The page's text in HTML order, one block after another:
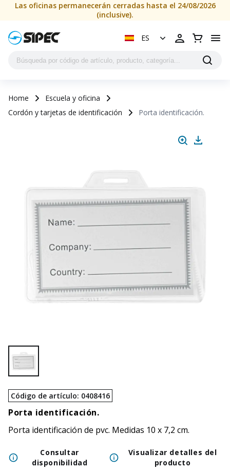
Las oficinas permanecerán cerradas hasta el 24/08/2026
(inclusive).
ES
Home
Escuela y oficina
Cordón y tarjetas de identificación
Porta identificación.
Código de artículo: 0408416
Porta identificación.
Porta identificación de pvc. Medidas 10 x 7,2 cm.
Consultar
disponibilidad
Visualizar detalles del
producto